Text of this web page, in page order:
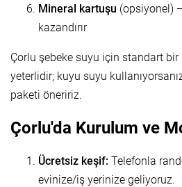
Mineral kartuşu (opsiyonel)
kazandırır
Çorlu şebeke suyu için standart
yeterlidir; kuyu suyu
paketi öneririz.
Çorlu'da Kurulum ve
Ücretsiz keşif: Telefonla
evinize/iş yerinize geliyoruz.